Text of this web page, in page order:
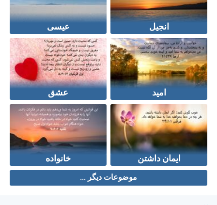
انجیل عیسی
امید عشق
ایمان داشتن خانواده
موضوعات دیگر ...